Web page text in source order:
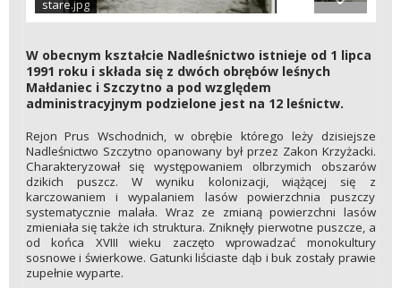
stare.jpg
W obecnym kształcie Nadleśnictwo istnieje od 1 lipca
1991 roku i składa się z dwóch obrębów leśnych
Małdaniec i Szczytno a pod względem
administracyjnym podzielone jest na 12 leśnictw.
Rejon Prus Wschodnich, w obrębie którego leży dzisiejsze
Nadleśnictwo Szczytno opanowany był przez Zakon Krzyżacki.
Charakteryzował się występowaniem olbrzymich obszarów
dzikich puszcz. W wyniku kolonizacji, wiążącej się z
karczowaniem i wypalaniem lasów powierzchnia puszczy
systematycznie malała. Wraz ze zmianą powierzchni lasów
zmieniała się także ich struktura. Zniknęły pierwotne puszcze, a
od końca XVIII wieku zaczęto wprowadzać monokultury
sosnowe i świerkowe. Gatunki liściaste dąb i buk zostały prawie
zupełnie wyparte.